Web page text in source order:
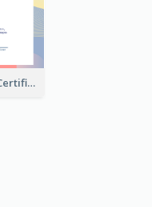
Modern And Simple Certificate Design Template